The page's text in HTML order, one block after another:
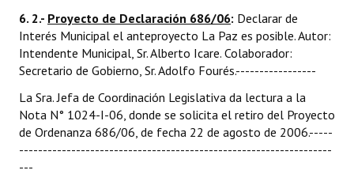
6. 2.- Proyecto de Declaración 686/06: Declarar de
Interés Municipal el anteproyecto La Paz es posible. Autor:
Intendente Municipal, Sr. Alberto Icare. Colaborador:
Secretario de Gobierno, Sr. Adolfo Fourés.-----------------
La Sra. Jefa de Coordinación Legislativa da lectura a la
Nota N° 1024-I-06, donde se solicita el retiro del Proyecto
de Ordenanza 686/06, de fecha 22 de agosto de 2006.-----
------------------------------------------------------------------
---